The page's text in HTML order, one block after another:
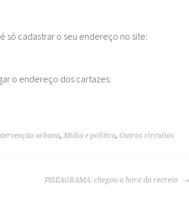
só cadastrar o seu endereço no site:
o endereço dos cartazes:
urbana, Mídia e política, Outros circuitos
PISEAGRAMA: chegou a hora do recreio